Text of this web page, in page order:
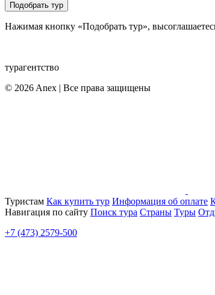
Подобрать тур
Нажимая кнопку «Подобрать тур»,
турагентство
© 2026 Anex | Все права защищены
Туристам Как купить тур Информация об оплате
Навигация по сайту Поиск тура Страны Туры
+7 (473) 2579-500